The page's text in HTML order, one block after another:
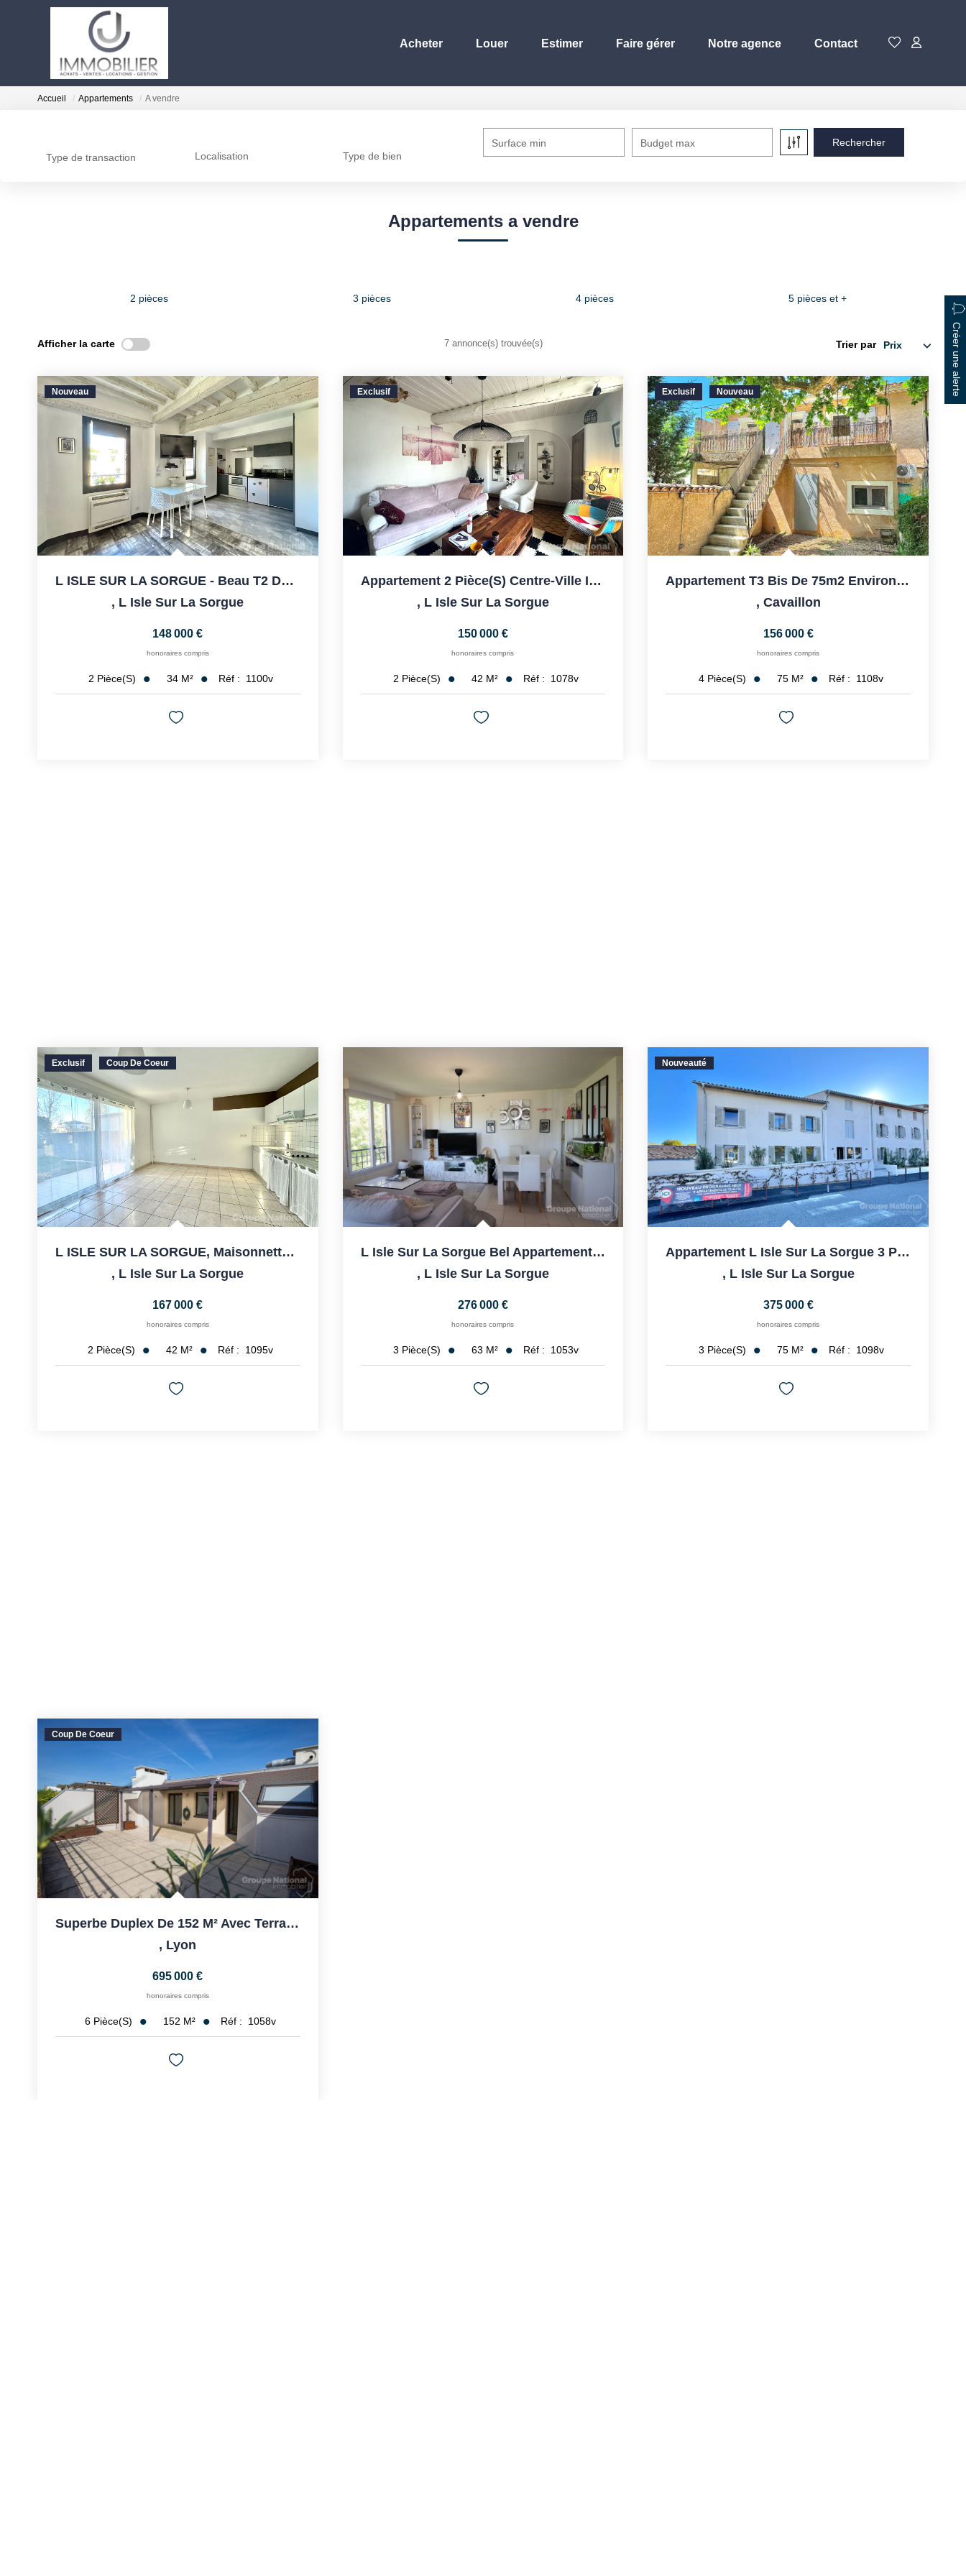
Acheter Louer Estimer Faire gérer Notre agence Contact
Accueil Appartements A vendre
Type de transaction Localisation Type de bien
Surface min Budget max
Appartements a vendre
2 pièces 3 pièces 4 pièces 5 pièces et +
Créer une alerte
Afficher la carte 7 annonce(s) trouvée(s) Trier par
Nouveau
L ISLE SUR LA SORGUE - Beau T2 De 34m2 En Centre Ville
, L Isle Sur La Sorgue
148 000 €
honoraires compris
2 Pièce(s) 34 M² Réf : 1100v
Exclusif
Appartement 2 Pièce(s) Centre-Ville Isle Sur La Sorgue
, L Isle Sur La Sorgue
150 000 €
honoraires compris
2 Pièce(s) 42 M² Réf : 1078v
Exclusif Nouveau
Appartement T3 Bis De 75m2 Environ Avec Terrasse Et Cour.
, Cavaillon
156 000 €
honoraires compris
4 Pièce(s) 75 M² Réf : 1108v
Exclusif Coup De Coeur
L ISLE SUR LA SORGUE, Maisonnette En Résidence Sécurisée...
, L Isle Sur La Sorgue
167 000 €
honoraires compris
2 Pièce(s) 42 M² Réf : 1095v
L Isle Sur La Sorgue Bel Appartement 3 Pièces Avec Terrasse...
, L Isle Sur La Sorgue
276 000 €
honoraires compris
3 Pièce(s) 63 M² Réf : 1053v
Nouveauté
Appartement L Isle Sur La Sorgue 3 Pièce(s) 75.22 M2 Avec...
, L Isle Sur La Sorgue
375 000 €
honoraires compris
3 Pièce(s) 75 M² Réf : 1098v
Coup De Coeur
Superbe Duplex De 152 M² Avec Terrasse De 48 M² Dans Le...
, Lyon
695 000 €
honoraires compris
6 Pièce(s) 152 M² Réf : 1058v